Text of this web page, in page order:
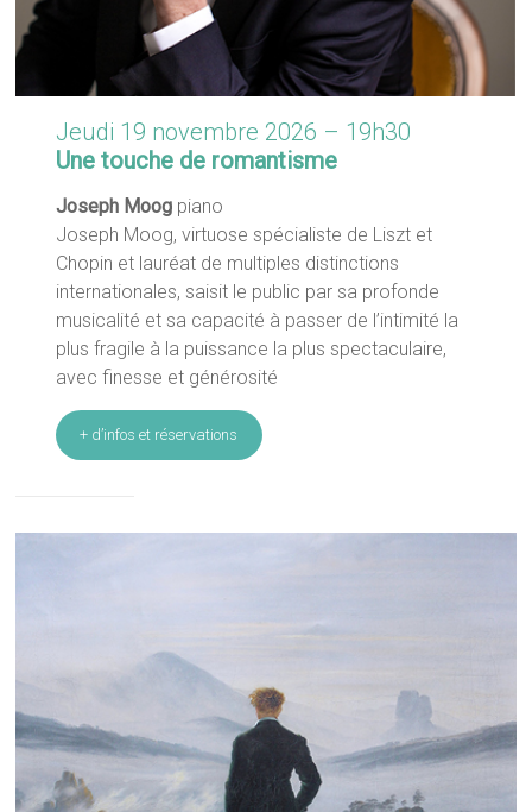
Jeudi 19 novembre 2026 – 19h30
Une touche de romantisme
Joseph Moog piano
Joseph Moog, virtuose spécialiste de Liszt et
Chopin et lauréat de multiples distinctions
internationales, saisit le public par sa profonde
musicalité et sa capacité à passer de l’intimité la
plus fragile à la puissance la plus spectaculaire,
avec finesse et générosité
+ d’infos et réservations